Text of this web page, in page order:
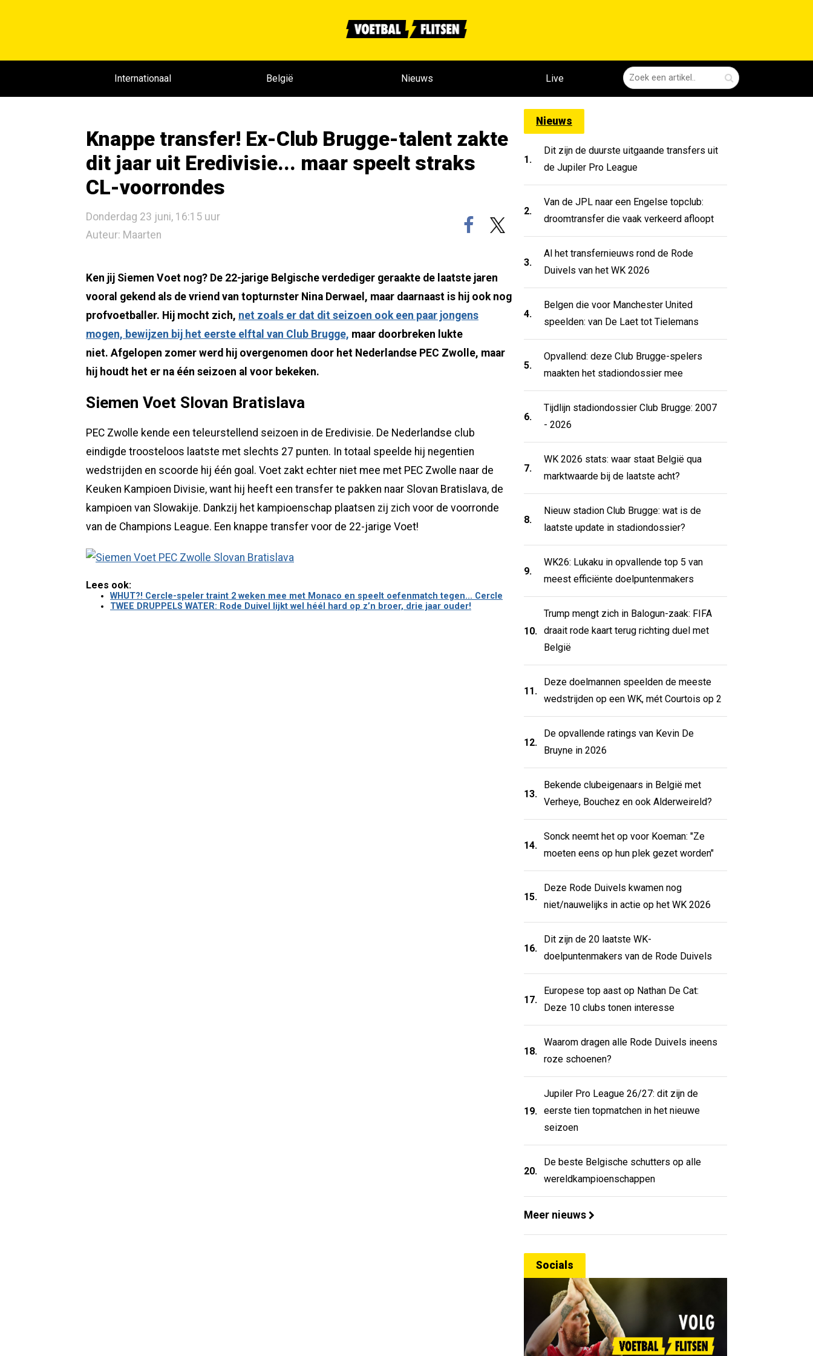
Internationaal België Nieuws Live
Knappe transfer! Ex-Club Brugge-talent zakte
dit jaar uit Eredivisie... maar speelt straks
CL-voorrondes
Donderdag 23 juni, 16:15 uur
Auteur: Maarten
Ken jij Siemen Voet nog? De 22-jarige Belgische verdediger geraakte de laatste jaren
vooral gekend als de vriend van topturnster Nina Derwael, maar daarnaast is hij ook nog
profvoetballer. Hij mocht zich, net zoals er dat dit seizoen ook een paar jongens
mogen, bewijzen bij het eerste elftal van Club Brugge, maar doorbreken lukte
niet. Afgelopen zomer werd hij overgenomen door het Nederlandse PEC Zwolle, maar
hij houdt het er na één seizoen al voor bekeken.
Siemen Voet Slovan Bratislava
PEC Zwolle kende een teleurstellend seizoen in de Eredivisie. De Nederlandse club
eindigde troosteloos laatste met slechts 27 punten. In totaal speelde hij negentien
wedstrijden en scoorde hij één goal. Voet zakt echter niet mee met PEC Zwolle naar de
Keuken Kampioen Divisie, want hij heeft een transfer te pakken naar Slovan Bratislava, de
kampioen van Slowakije. Dankzij het kampioenschap plaatsen zij zich voor de voorronde
van de Champions League. Een knappe transfer voor de 22-jarige Voet!
Lees ook:
WHUT?! Cercle-speler traint 2 weken mee met Monaco en speelt oefenmatch tegen... Cercle
TWEE DRUPPELS WATER: Rode Duivel lijkt wel héél hard op z’n broer, drie jaar ouder!
Nieuws
1.
Dit zijn de duurste uitgaande transfers uit
de Jupiler Pro League
2.
Van de JPL naar een Engelse topclub:
droomtransfer die vaak verkeerd afloopt
3.
Al het transfernieuws rond de Rode
Duivels van het WK 2026
4.
Belgen die voor Manchester United
speelden: van De Laet tot Tielemans
5.
Opvallend: deze Club Brugge-spelers
maakten het stadiondossier mee
6.
Tijdlijn stadiondossier Club Brugge: 2007
- 2026
7.
WK 2026 stats: waar staat België qua
marktwaarde bij de laatste acht?
8.
Nieuw stadion Club Brugge: wat is de
laatste update in stadiondossier?
9.
WK26: Lukaku in opvallende top 5 van
meest efficiënte doelpuntenmakers
10.
Trump mengt zich in Balogun-zaak: FIFA
draait rode kaart terug richting duel met
België
11.
Deze doelmannen speelden de meeste
wedstrijden op een WK, mét Courtois op 2
12.
De opvallende ratings van Kevin De
Bruyne in 2026
13.
Bekende clubeigenaars in België met
Verheye, Bouchez en ook Alderweireld?
14.
Sonck neemt het op voor Koeman: "Ze
moeten eens op hun plek gezet worden"
15.
Deze Rode Duivels kwamen nog
niet/nauwelijks in actie op het WK 2026
16.
Dit zijn de 20 laatste WK-
doelpuntenmakers van de Rode Duivels
17.
Europese top aast op Nathan De Cat:
Deze 10 clubs tonen interesse
18.
Waarom dragen alle Rode Duivels ineens
roze schoenen?
19.
Jupiler Pro League 26/27: dit zijn de
eerste tien topmatchen in het nieuwe
seizoen
20.
De beste Belgische schutters op alle
wereldkampioenschappen
Meer nieuws
Socials